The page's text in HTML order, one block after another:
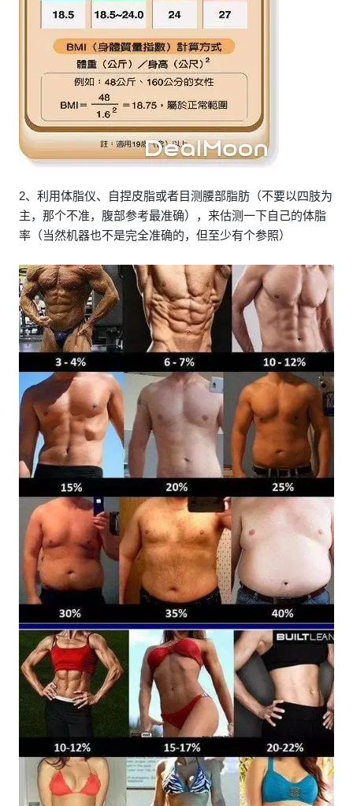
2、利用体脂仪、自捏皮脂或者目测腰部脂肪（不要以四肢为
主，那个不准，腹部参考最准确），来估测一下自己的体脂
率（当然机器也不是完全准确的，但至少有个参照）